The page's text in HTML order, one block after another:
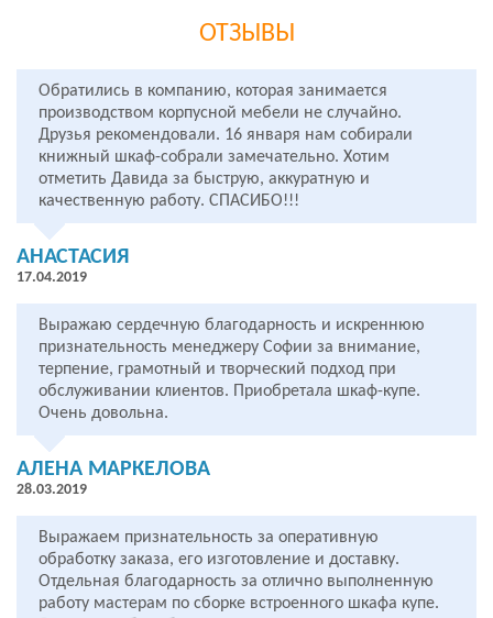
ОТЗЫВЫ
Обратились в компанию, которая занимается
производством корпусной мебели не случайно.
Друзья рекомендовали. 16 января нам собирали
книжный шкаф-собрали замечательно. Хотим
отметить Давида за быструю, аккуратную и
качественную работу. СПАСИБО!!!
АНАСТАСИЯ
17.04.2019
Выражаю сердечную благодарность и искреннюю
признательность менеджеру Софии за внимание,
терпение, грамотный и творческий подход при
обслуживании клиентов. Приобретала шкаф-купе.
Очень довольна.
АЛЕНА МАРКЕЛОВА
28.03.2019
Выражаем признательность за оперативную
обработку заказа, его изготовление и доставку.
Отдельная благодарность за отлично выполненную
работу мастерам по сборке встроенного шкафа купе.